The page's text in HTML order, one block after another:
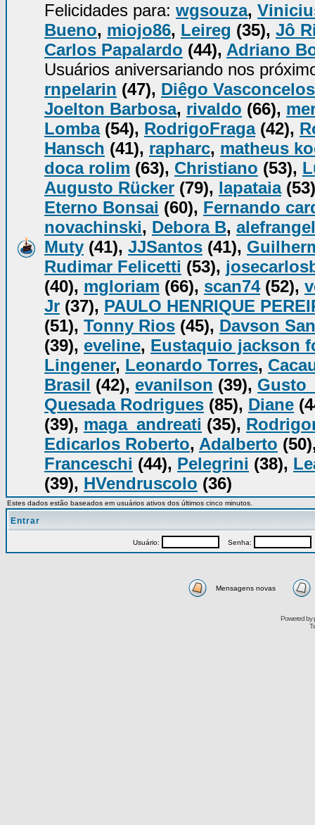
Felicidades para: wgsouza,
Bueno, miojo86, Leireg (35), Jô
Carlos Papalardo (44), Adriano
Usuários aniversariando nos
rnpelarin (47), Diêgo Vasconcelos
Joelton Barbosa, rivaldo (66),
Lomba(54), RodrigoFraga(42),
Hansch (41), rapharc, matheus
doca rolim (63), Christiano (53),
Augusto Rücker (79), lapataia
Eterno Bonsai (60), Fernando
novachinski, Debora B, alefrangel
Muty (41), JJSantos (41),
Rudimar Felicetti (53),
(40), mgloriam (66), scan74(52),
Jr (37), PAULO HENRIQUE
(51), Tonny Rios (45), Davson
(39), eveline, Eustaquio jackson
Lingener, Leonardo Torres,
Brasil (42), evanilson (39), Gusto_
Quesada Rodrigues (85), Diane
(39), maga_andreati (35),
Edicarlos Roberto, Adalberto
Franceschi (44), Pelegrini (38),
(39), HVendruscolo (36)
Estes dados estão baseados em usuários ativos dos últimos cinco minutos.
Entrar
Usuário: Senha:
Mensagens novas
Powered by